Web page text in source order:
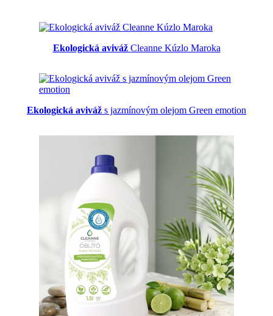
Ekologická aviváž Cleanne Kúzlo Maroka
Ekologická aviváž s jazmínovým olejom Green emotion